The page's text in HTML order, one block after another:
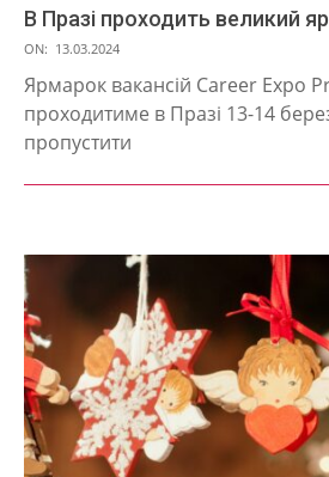
В Празі проходить великий
2024-
03-
13
ON: 13.03.2024
Ярмарок вакансій Career Expo
проходитиме в Празі 13-14
пропустити